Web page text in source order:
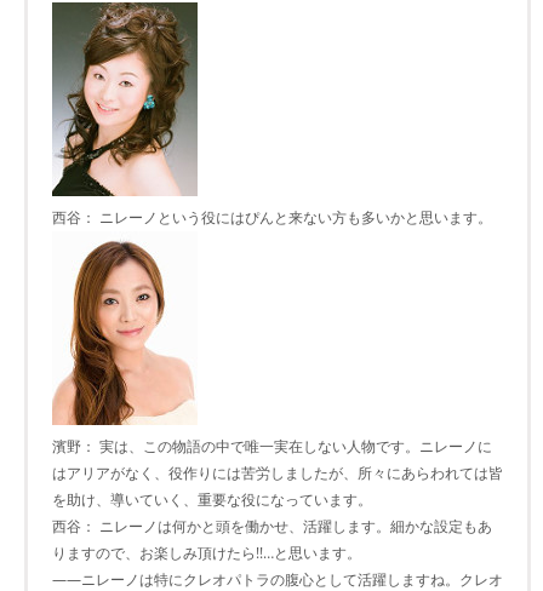
西谷： ニレーノという役にはぴんと来ない方も多いかと思います。
濱野： 実は、この物語の中で唯一実在しない人物です。ニレーノに
はアリアがなく、役作りには苦労しましたが、所々にあらわれては皆
を助け、導いていく、重要な役になっています。
西谷： ニレーノは何かと頭を働かせ、活躍します。細かな設定もあ
りますので、お楽しみ頂けたら!!…と思います。
――ニレーノは特にクレオパトラの腹心として活躍しますね。クレオ